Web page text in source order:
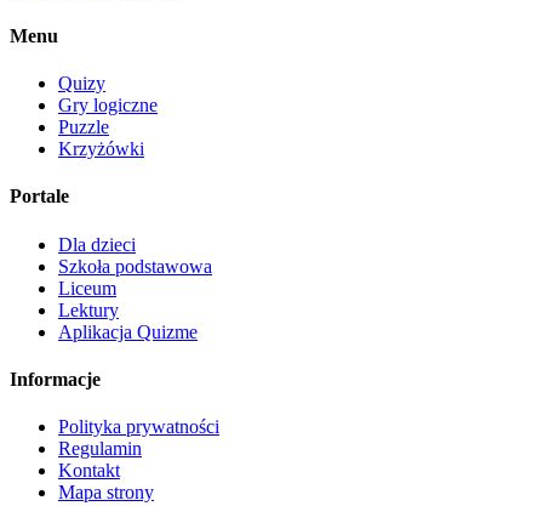
Menu
Quizy
Gry logiczne
Puzzle
Krzyżówki
Portale
Dla dzieci
Szkoła podstawowa
Liceum
Lektury
Aplikacja Quizme
Informacje
Polityka prywatności
Regulamin
Kontakt
Mapa strony